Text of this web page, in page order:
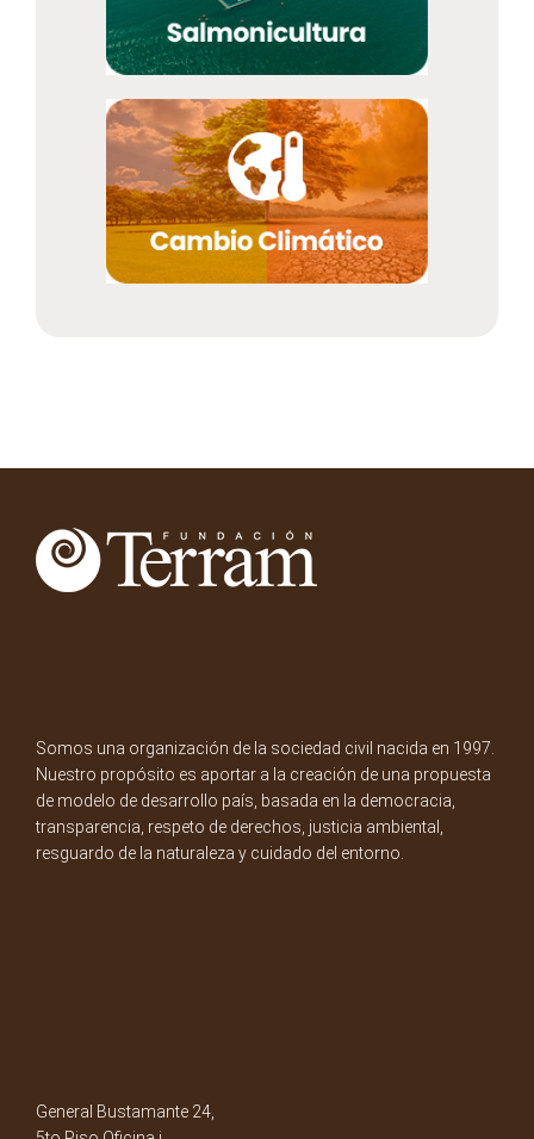
Somos una organización de la sociedad civil nacida en 1997.
Nuestro propósito es aportar a la creación de una propuesta
de modelo de desarrollo país, basada en la democracia,
transparencia, respeto de derechos, justicia ambiental,
resguardo de la naturaleza y cuidado del entorno.
General Bustamante 24,